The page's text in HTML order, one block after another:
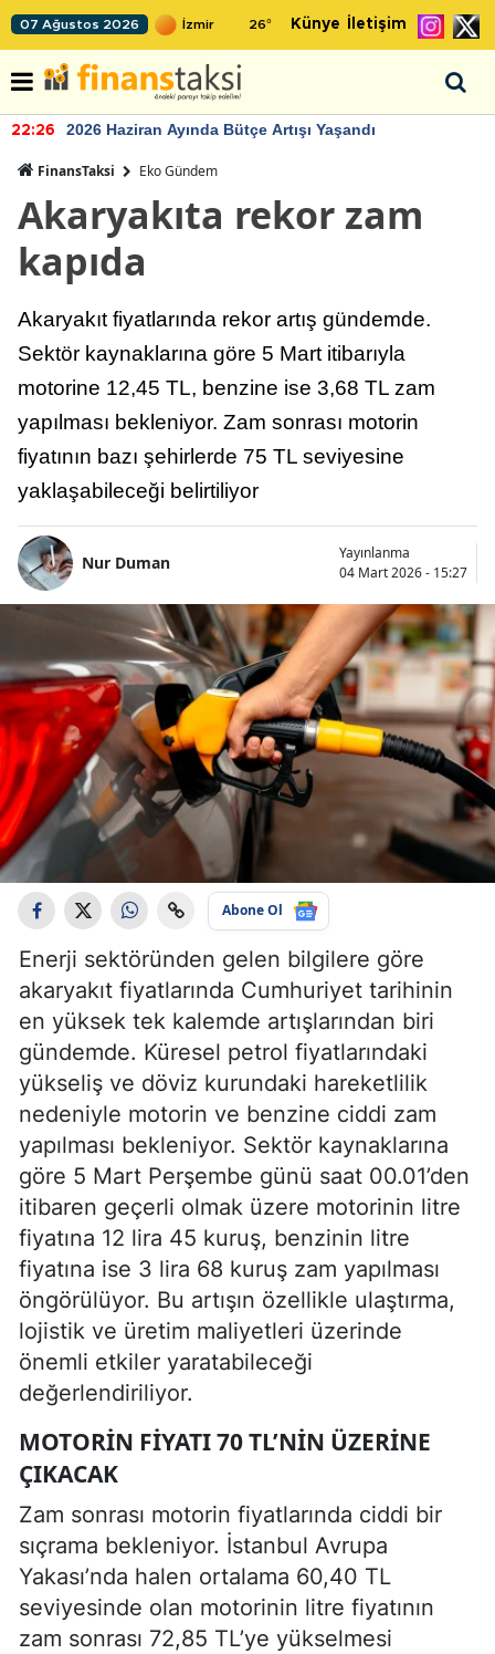
07 Ağustos 2026 26° Künye İletişim
22:26 2026 Haziran Ayında Bütçe Artışı Yaşandı
FinansTaksi Eko Gündem
Akaryakıta rekor zam
kapıda
Akaryakıt fiyatlarında rekor artış gündemde.
Sektör kaynaklarına göre 5 Mart itibarıyla
motorine 12,45 TL, benzine ise 3,68 TL zam
yapılması bekleniyor. Zam sonrası motorin
fiyatının bazı şehirlerde 75 TL seviyesine
yaklaşabileceği belirtiliyor
Nur Duman
Yayınlanma
04 Mart 2026 - 15:27
Abone Ol
Enerji sektöründen gelen bilgilere göre
akaryakıt fiyatlarında Cumhuriyet tarihinin
en yüksek tek kalemde artışlarından biri
gündemde. Küresel petrol fiyatlarındaki
yükseliş ve döviz kurundaki hareketlilik
nedeniyle motorin ve benzine ciddi zam
yapılması bekleniyor. Sektör kaynaklarına
göre 5 Mart Perşembe günü saat 00.01’den
itibaren geçerli olmak üzere motorinin litre
fiyatına 12 lira 45 kuruş, benzinin litre
fiyatına ise 3 lira 68 kuruş zam yapılması
öngörülüyor. Bu artışın özellikle ulaştırma,
lojistik ve üretim maliyetleri üzerinde
önemli etkiler yaratabileceği
değerlendiriliyor.
MOTORIN FIYATI 70 TL’NIN ÜZERINE
ÇIKACAK
Zam sonrası motorin fiyatlarında ciddi bir
sıçrama bekleniyor. İstanbul Avrupa
Yakası’nda halen ortalama 60,40 TL
seviyesinde olan motorinin litre fiyatının
zam sonrası 72,85 TL’ye yükselmesi